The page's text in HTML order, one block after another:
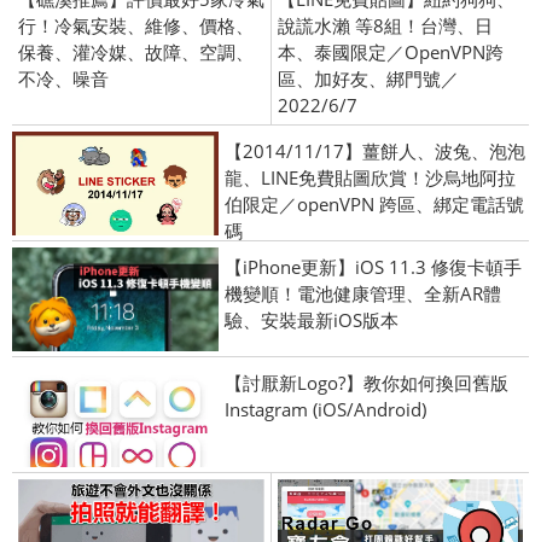
行！冷氣安裝、維修、價格、
保養、灌冷媒、故障、空調、
不冷、噪音
說謊水瀨 等8組！台灣、日
本、泰國限定／OpenVPN跨
區、加好友、綁門號／
2022/6/7
【2014/11/17】薑餅人、波兔、泡泡
龍、LINE免費貼圖欣賞！沙烏地阿拉
伯限定／openVPN 跨區、綁定電話號
碼
【iPhone更新】iOS 11.3 修復卡頓手
機變順！電池健康管理、全新AR體
驗、安裝最新iOS版本
【討厭新Logo?】教你如何換回舊版
Instagram (iOS/Android)